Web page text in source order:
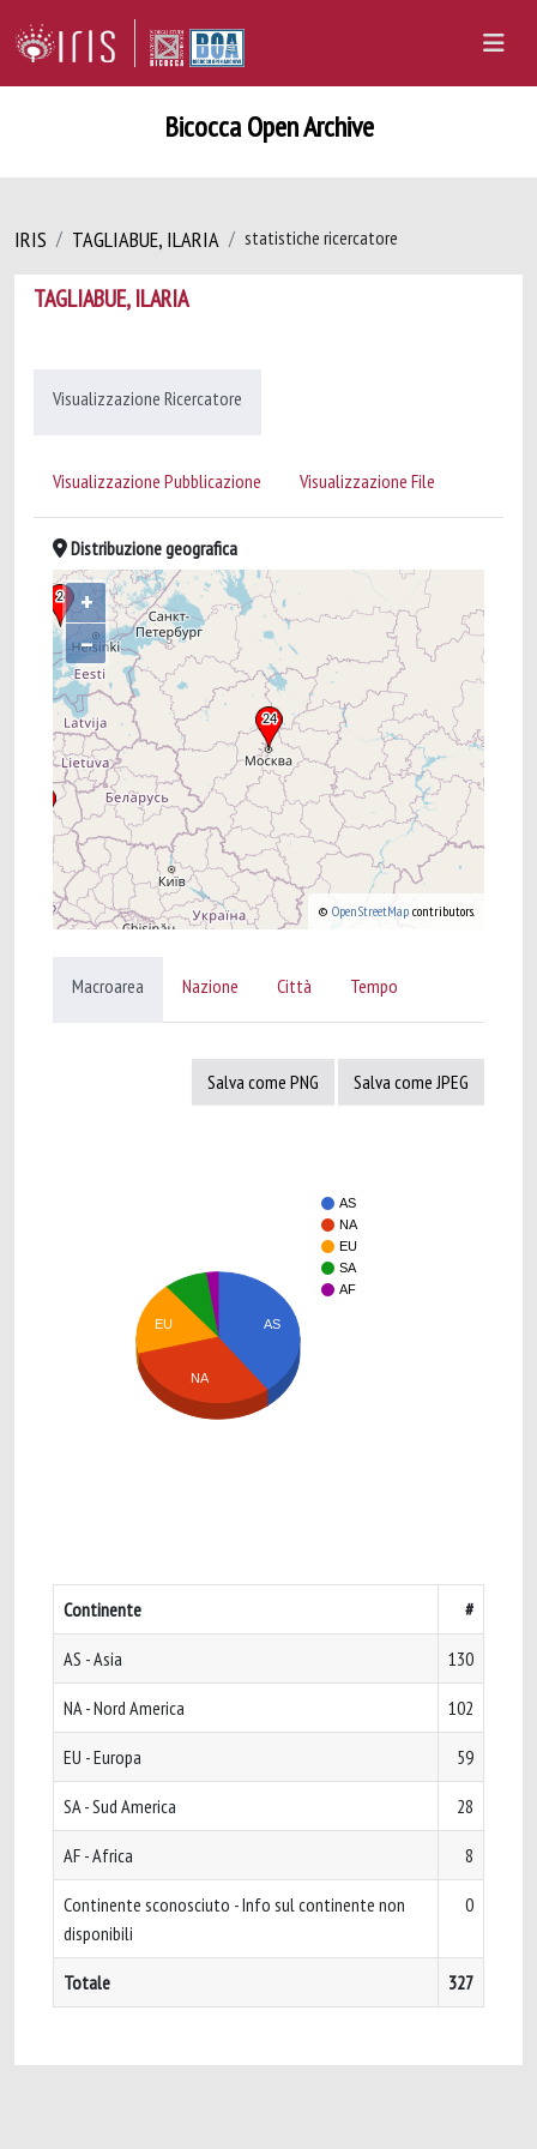
Bicocca Open Archive
IRIS TAGLIABUE, ILARIA statistiche ricercatore
TAGLIABUE, ILARIA
Visualizzazione Ricercatore
Visualizzazione Pubblicazione Visualizzazione File
Distribuzione geografica
+
–
© OpenStreetMap contributors.
Macroarea Nazione Città Tempo
Salva come PNG Salva come JPEG
AS
NA
EU
SA
AF
AS
EU
NA
Continente #
AS - Asia 130
NA - Nord America 102
EU - Europa 59
SA - Sud America 28
AF - Africa 8
Continente sconosciuto - Info sul continente non
disponibili
0
Totale 327